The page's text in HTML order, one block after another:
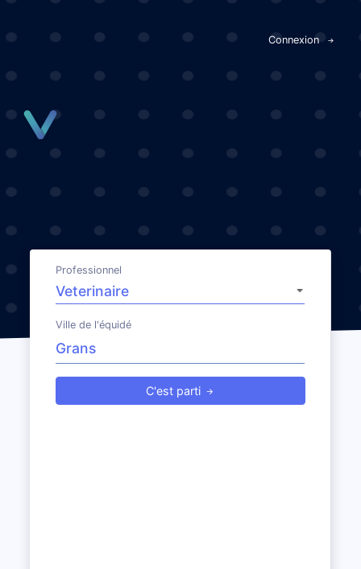
Connexion
Professionnel
Ville de l'équidé
C'est parti